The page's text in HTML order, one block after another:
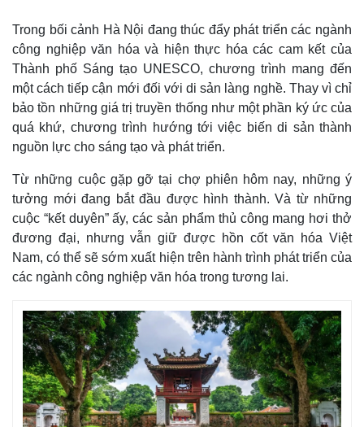
Thể thao
Bóng đá
Lịch thi đấu bóng đá
Thế giới thể thao
eSports
Hậu trường
Ô tô - Xe máy
Ô tô
Xe máy
Tư vấn
Trong bối cảnh Hà Nội đang thúc đẩy phát triển các ngành
công nghiệp văn hóa và hiện thực hóa các cam kết của
Thành phố Sáng tạo UNESCO, chương trình mang đến
một cách tiếp cận mới đối với di sản làng nghề. Thay vì chỉ
bảo tồn những giá trị truyền thống như một phần ký ức của
quá khứ, chương trình hướng tới việc biến di sản thành
nguồn lực cho sáng tạo và phát triển.
Từ những cuộc gặp gỡ tại chợ phiên hôm nay, những ý
tưởng mới đang bắt đầu được hình thành. Và từ những
cuộc “kết duyên” ấy, các sản phẩm thủ công mang hơi thở
đương đại, nhưng vẫn giữ được hồn cốt văn hóa Việt
Nam, có thể sẽ sớm xuất hiện trên hành trình phát triển của
các ngành công nghiệp văn hóa trong tương lai.